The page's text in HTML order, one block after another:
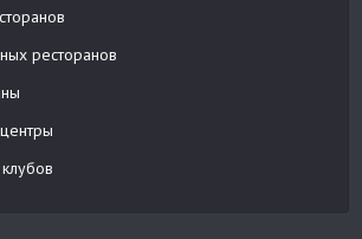
ресторанов